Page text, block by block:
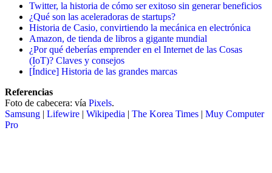
Twitter, la historia de cómo ser exitoso sin generar beneficios
¿Qué son las aceleradoras de startups?
Historia de Casio, convirtiendo la mecánica en electrónica
Amazon, de tienda de libros a gigante mundial
¿Por qué deberías emprender en el Internet de las Cosas
(IoT)? Claves y consejos
[Índice] Historia de las grandes marcas
Referencias
Foto de cabecera: vía Pixels.
Samsung | Lifewire | Wikipedia | The Korea Times | Muy Computer
Pro